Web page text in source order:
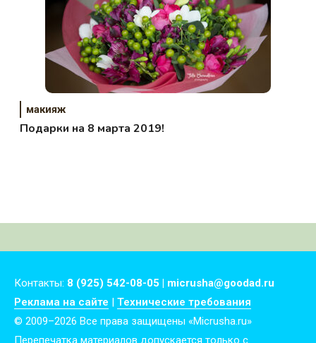
макияж
Подарки на 8 марта 2019!
Контакты: 8 (925) 542-08-05 | micrusha@goodad.ru
Реклама на сайте | Технические требования
© 2009–2026 Все права защищены «Micrusha.ru»
Перепечатка материалов допускается только с